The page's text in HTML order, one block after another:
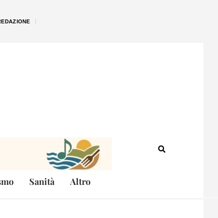
Sanità Altro